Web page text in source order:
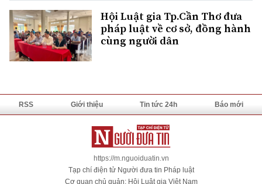
Hội Luật gia Tp.Cần Thơ đưa
pháp luật về cơ sở, đồng hành
cùng người dân
RSS Giới thiệu Tin tức 24h Báo mới
https://m.nguoiduatin.vn
Tạp chí điện tử Người đưa tin Pháp luật
Cơ quan chủ quản: Hội Luật gia Việt Nam